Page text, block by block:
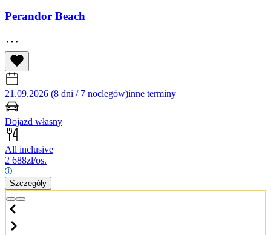
Perandor Beach
21.09.2026 (8 dni / 7 noclegów)inne terminy
Dojazd własny
All inclusive
2 688zł/os.
Szczegóły